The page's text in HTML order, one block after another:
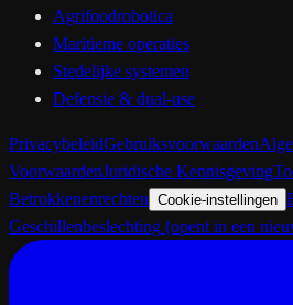
Agrifoodrobotica
Maritieme operaties
Stedelijke systemen
Defensie & dual-use
PrivacybeleidGebruiksvoorwaarden
VoorwaardenJuridische Kennisgeving
Betrokkenenrechten Cookie-instellingen
Geschillenbeslechting (opent in een